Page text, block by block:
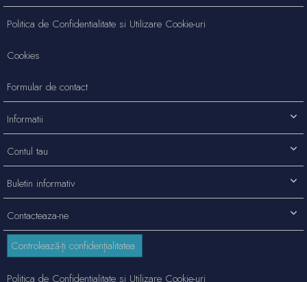
Contacteaza-ne
Politica de Confidentialitate si Utilizare Cookie-uri
Cookies
Formular de contact
Informatii
Contul tau
Buletin informativ
Controlează-ți confidențialitatea
Politica de Confidentialitate si Utilizare Cookie-uri